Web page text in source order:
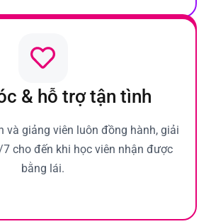
& hỗ trợ tận tình
và giảng viên luôn đồng hành, giải
cho đến khi học viên nhận được
bằng lái.